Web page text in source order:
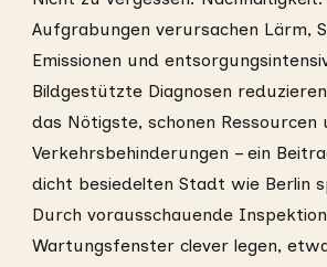
Aufgrabungen verursachen Lärm,
Emissionen und
Bildgestützte Diagnosen
das Nötigste, schonen Ressourcen
Verkehrsbehinderungen – ein
dicht besiedelten Stadt wie Berlin
Durch vorausschauende
Wartungsfenster clever legen,